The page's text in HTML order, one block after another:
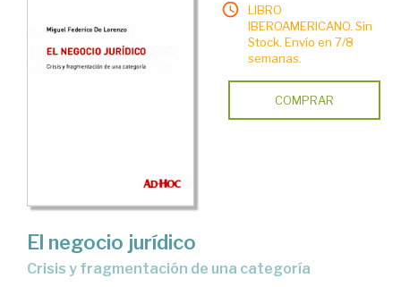
LIBRO
IBEROAMERICANO. Sin
Stock. Envío en 7/8
semanas.
COMPRAR
El negocio jurídico
crisis y fragmentación de una categoría